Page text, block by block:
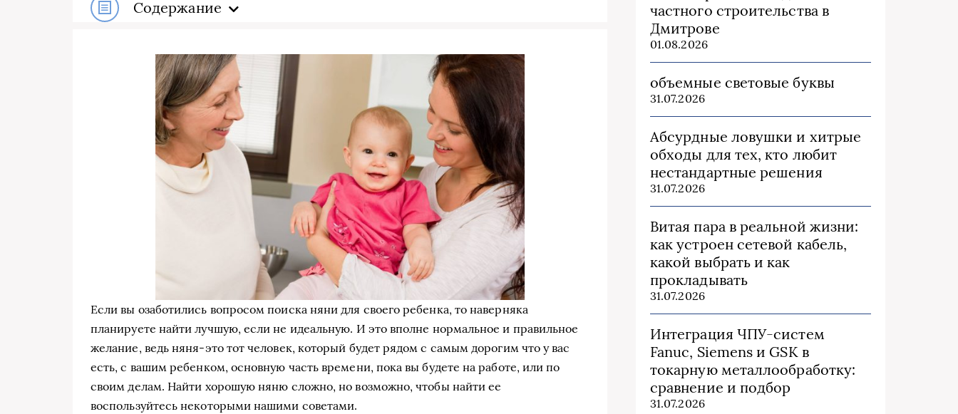
Содержание
Если вы озаботились вопросом поиска няни для своего ребенка, то наверняка
планируете найти лучшую, если не идеальную. И это вполне нормальное и правильное
желание, ведь няня-это тот человек, который будет рядом с самым дорогим что у вас
есть, с вашим ребенком, основную часть времени, пока вы будете на работе, или по
своим делам. Найти хорошую няню сложно, но возможно, чтобы найти ее
воспользуйтесь некоторыми нашими советами.
частного строительства в
Дмитрове
01.08.2026
объемные световые буквы
31.07.2026
Абсурдные ловушки и хитрые
обходы для тех, кто любит
нестандартные решения
31.07.2026
Витая пара в реальной жизни:
как устроен сетевой кабель,
какой выбрать и как
прокладывать
31.07.2026
Интеграция ЧПУ-систем
Fanuc, Siemens и GSK в
токарную металлообработку:
сравнение и подбор
31.07.2026